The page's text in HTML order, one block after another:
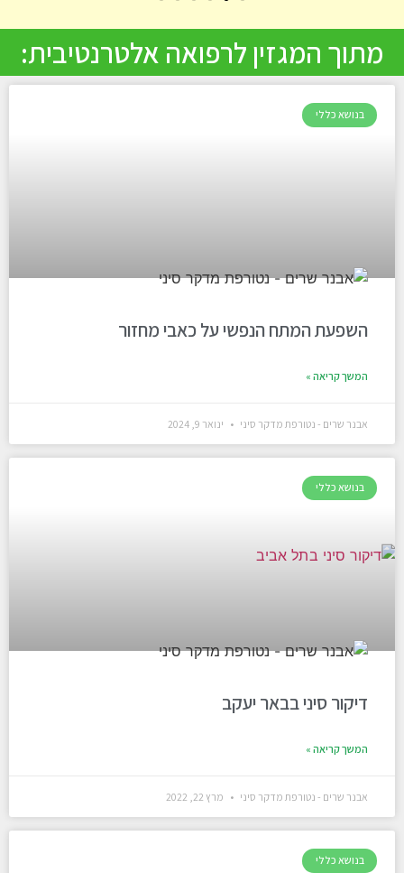
מתוך המגזין לרפואה אלטרנטיבית:
בנושא כללי
השפעת המתח הנפשי על כאבי מחזור
המשך קריאה »
אבנר שרים - נטורפת מדקר סיני ינואר 9, 2024
בנושא כללי
דיקור סיני בבאר יעקב
המשך קריאה »
אבנר שרים - נטורפת מדקר סיני מרץ 22, 2022
בנושא כללי